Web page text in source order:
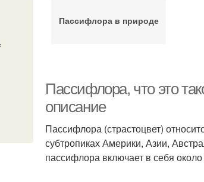
Пассифлора в природе
Пассифлора, что это
описание
Пассифлора (страстоцвет)
субтропиках Америки, Азии,
пассифлора включает в себя